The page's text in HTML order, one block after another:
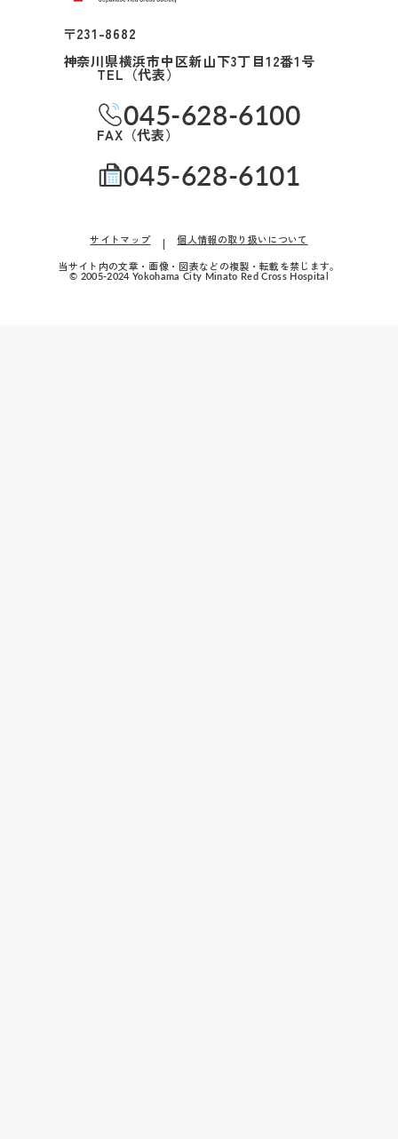
〒231-8682
神奈川県横浜市中区新山下3丁目12番1号
TEL（代表）
045-628-6100
FAX（代表）
045-628-6101
サイトマップ 個人情報の取り扱いについて
当サイト内の文章・画像・図表などの複製・転載を禁じます。
© 2005-2024 Yokohama City Minato Red Cross Hospital